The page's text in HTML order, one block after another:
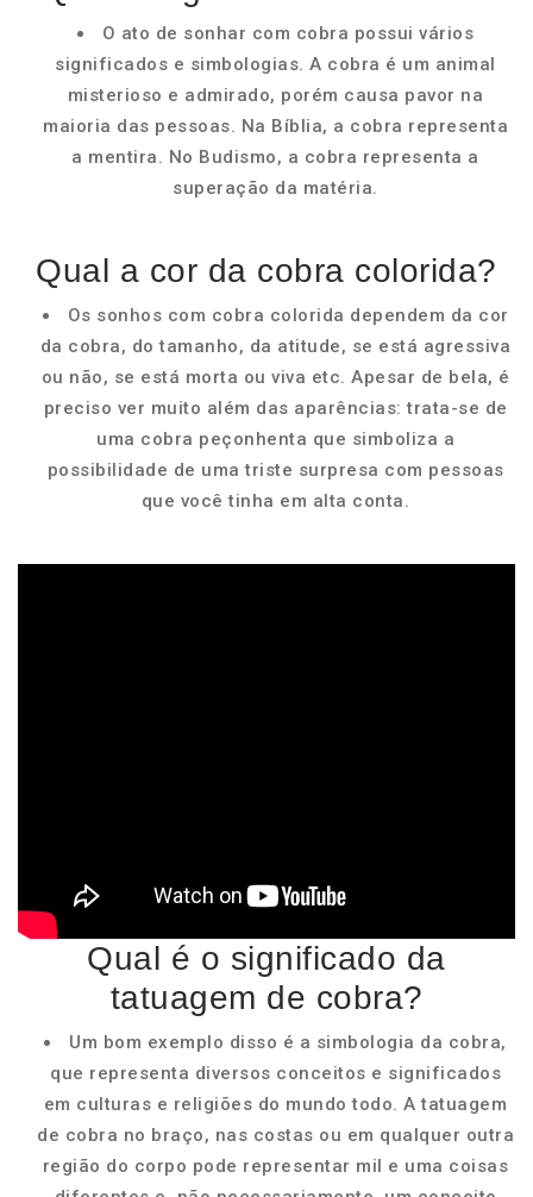
O ato de sonhar com cobra possui vários
significados e simbologias. A cobra é um animal
misterioso e admirado, porém causa pavor na
maioria das pessoas. Na Bíblia, a cobra representa
a mentira. No Budismo, a cobra representa a
superação da matéria.
Qual a cor da cobra colorida?
Os sonhos com cobra colorida dependem da cor
da cobra, do tamanho, da atitude, se está agressiva
ou não, se está morta ou viva etc. Apesar de bela, é
preciso ver muito além das aparências: trata-se de
uma cobra peçonhenta que simboliza a
possibilidade de uma triste surpresa com pessoas
que você tinha em alta conta.
Qual é o significado da
tatuagem de cobra?
Um bom exemplo disso é a simbologia da cobra,
que representa diversos conceitos e significados
em culturas e religiões do mundo todo. A tatuagem
de cobra no braço, nas costas ou em qualquer outra
região do corpo pode representar mil e uma coisas